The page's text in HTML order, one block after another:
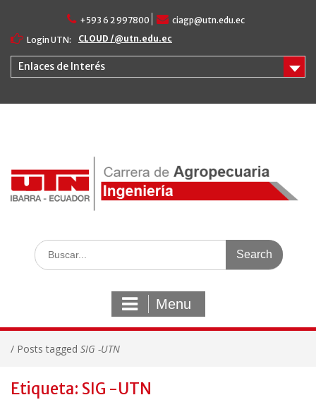
content
+593 6 2 997800
ciagp@utn.edu.ec
Login UTN:
CLOUD /@utn.edu.ec
Enlaces de Interés
Search
for:
Menu
/ Posts tagged SIG -UTN
Etiqueta: SIG -UTN